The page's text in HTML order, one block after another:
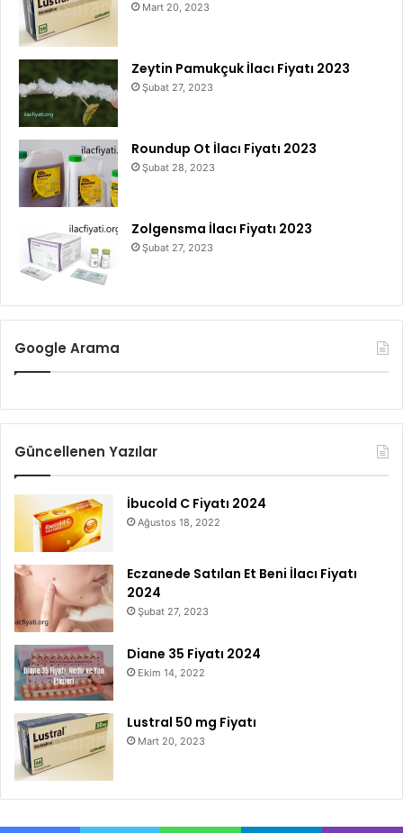
Mart 20, 2023
Zeytin Pamukçuk İlacı Fiyatı 2023
Şubat 27, 2023
Roundup Ot İlacı Fiyatı 2023
Şubat 28, 2023
Zolgensma İlacı Fiyatı 2023
Şubat 27, 2023
Google Arama
Güncellenen Yazılar
İbucold C Fiyatı 2024
Ağustos 18, 2022
Eczanede Satılan Et Beni İlacı Fiyatı
2024
Şubat 27, 2023
Diane 35 Fiyatı 2024
Ekim 14, 2022
Lustral 50 mg Fiyatı
Mart 20, 2023